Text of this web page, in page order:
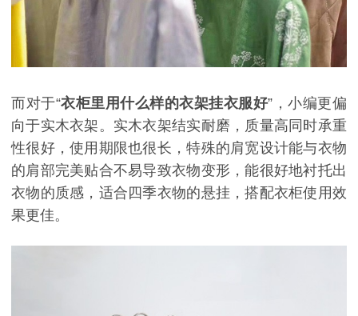
而对于“衣柜里用什么样的衣架挂衣服好”，小编更偏
向于实木衣架。实木衣架结实耐磨，质量高同时承重
性很好，使用期限也很长，特殊的肩宽设计能与衣物
的肩部完美贴合不易导致衣物变形，能很好地衬托出
衣物的质感，适合四季衣物的悬挂，搭配衣柜使用效
果更佳。